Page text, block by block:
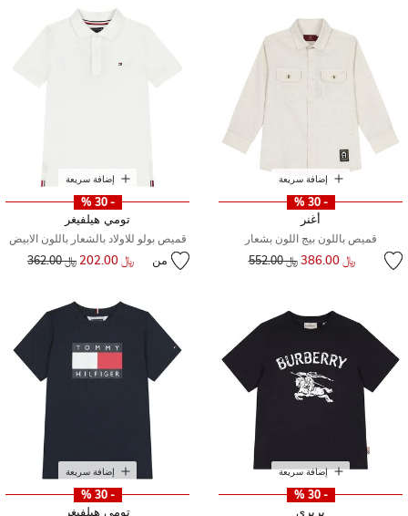
إضافة سريعة
- 30 %
أغنر
قميص باللون بيج اللون بشعار
﷼ 386.00 سعر مخفض من﷼ 552.00
إضافة سريعة
- 30 %
تومي هيلفيغر
قميص بولو للاولاد بالشعار باللون الابيض
من ﷼ 202.00 سعر مخفض من
﷼ 362.00 إلى
إضافة سريعة
- 30 %
بربري
إضافة سريعة
- 30 %
تومي هيلفيغر